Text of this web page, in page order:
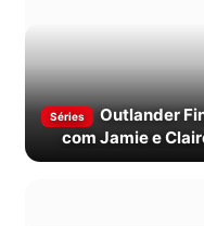
Séries
Outlander
com Jamie e